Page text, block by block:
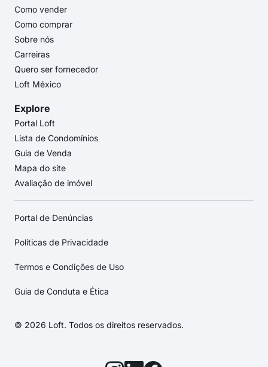
Como vender
Como comprar
Sobre nós
Carreiras
Quero ser fornecedor
Loft México
Explore
Portal Loft
Lista de Condomínios
Guia de Venda
Mapa do site
Avaliação de imóvel
Portal de Denúncias
Políticas de Privacidade
Termos e Condições de Uso
Guia de Conduta e Ética
© 2026 Loft. Todos os direitos reservados.